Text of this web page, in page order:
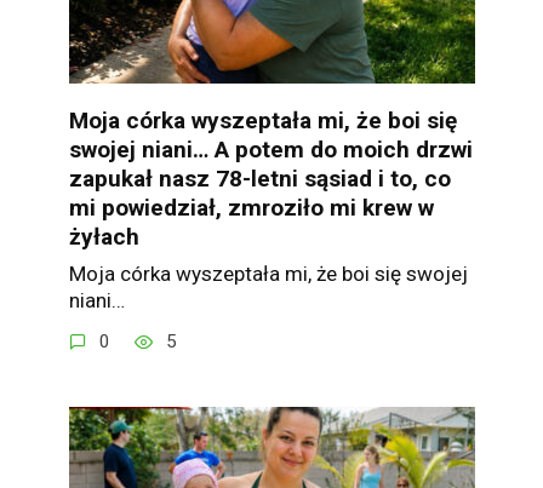
Moja córka wyszeptała mi, że boi się
swojej niani… A potem do moich drzwi
zapukał nasz 78-letni sąsiad i to, co
mi powiedział, zmroziło mi krew w
żyłach
Moja córka wyszeptała mi, że boi się swojej
niani…
0 5